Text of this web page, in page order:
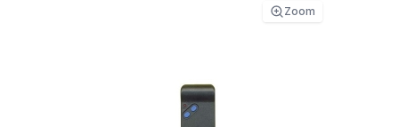
Zoom